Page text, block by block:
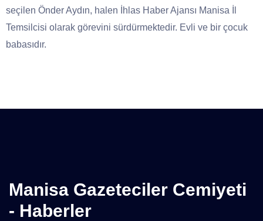
seçilen Önder Aydın, halen İhlas Haber Ajansı Manisa İl
Temsilcisi olarak görevini sürdürmektedir. Evli ve bir çocuk
babasıdır.
Manisa Gazeteciler Cemiyeti
- Haberler